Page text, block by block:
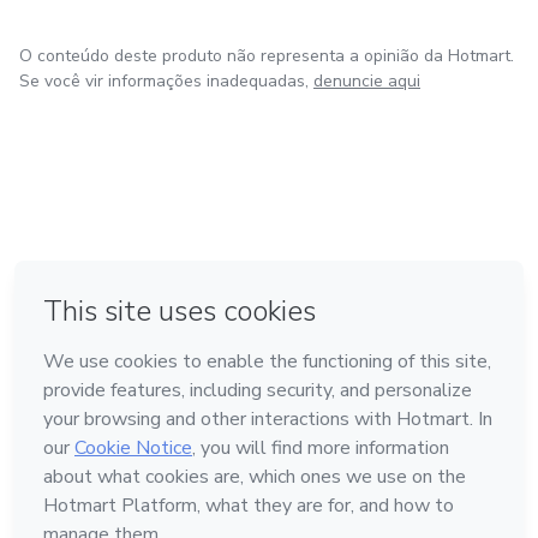
O conteúdo deste produto não representa a opinião da Hotmart.
Se você vir informações inadequadas, denuncie aqui
Feito com ❤ em Madrid
Conheça a Hotmart
Idioma
Português